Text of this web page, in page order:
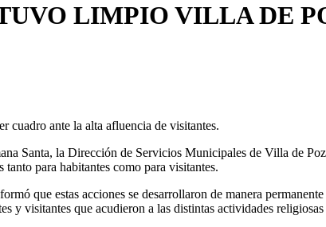
LIMPIO VILLA DE
cuadro ante la alta afluencia de visitantes.
Santa, la Dirección de Servicios Municipales de Villa de
para habitantes como para visitantes.
que estas acciones se desarrollaron de manera
y visitantes que acudieron a las distintas actividades